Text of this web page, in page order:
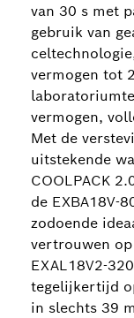
van 30 s met
gebruik van
vermogen tot
vermogen,
Met de
uitstekende
COOLPACK
de EXBA18V-
zodoende
vertrouwen
EXAL18V2-
tegelijkertijd
in slechts 39